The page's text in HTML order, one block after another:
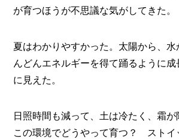
が育つほうが不思議な気がしてきた。
夏はわかりやすかった。太陽から、
んどんエネルギーを得て踊るように成
に見えた。
日照時間も減って、土は冷たく、霜が
この環境でどうやって育つ？ ストイ